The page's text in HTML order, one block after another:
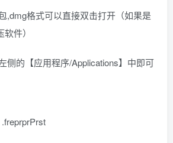
,dmg格式可以直接双击打开（如果是
件）
侧的【应用程序/Applications】中即可